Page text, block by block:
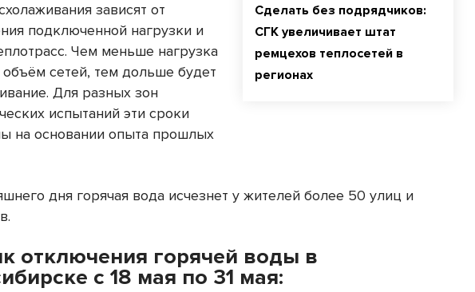
Сделать без подрядчиков:
СГК увеличивает штат
ремцехов теплосетей в
регионах
зависят от
подключенной нагрузки и
Чем меньше нагрузка
сетей, тем дольше будет
Для разных зон
испытаний эти сроки
на основании опыта прошлых
дня горячая вода исчезнет у жителей более 50 улиц и
отключения горячей воды в
с 18 мая по 31 мая: